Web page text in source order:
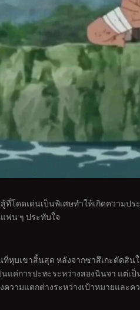
โดดเด่นเป็นพิเศษทำให้เกิดความป
ฟน ๆ ประทับใจ
เขาสิ้นสุด หลังจากซาสึเกะตัดสิน
แค่การปะทะระหว่างสองนินจา แต่
วามแตกต่างระหว่างเป้าหมายและค